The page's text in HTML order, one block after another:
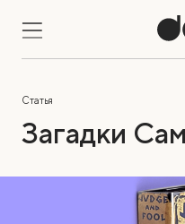
Статья
Загадки